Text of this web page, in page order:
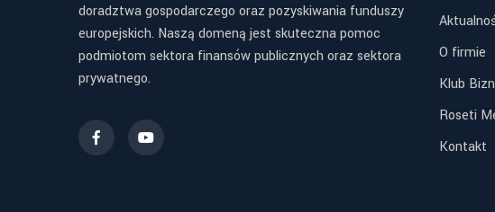
doradztwa gospodarczego oraz pozyskiwania funduszy
europejskich. Naszą domeną jest skuteczna pomoc
podmiotom sektora finansów publicznych oraz sektora
prywatnego.
O firmie
Klub
Roseti
Kontakt